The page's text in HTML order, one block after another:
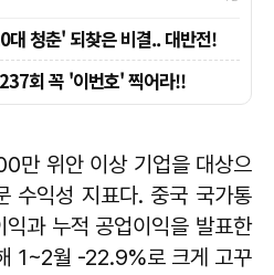
만 위안 이상 기업을 대상으
수익성 지표다. 중국 국가통
과 누적 공업이익을 발표한
1~2월 -22.9%로 크게 고꾸